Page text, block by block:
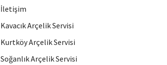
İletişim
Kavacık Arçelik Servisi
Kurtköy Arçelik Servisi
Soğanlık Arçelik Servisi